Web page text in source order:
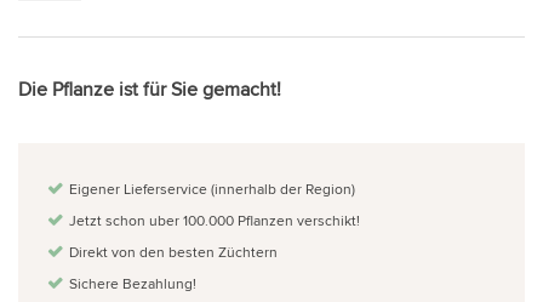
Die Pflanze ist für Sie gemacht!
Eigener Lieferservice (innerhalb der Region)
Jetzt schon uber 100.000 Pflanzen verschikt!
Direkt von den besten Züchtern
Sichere Bezahlung!